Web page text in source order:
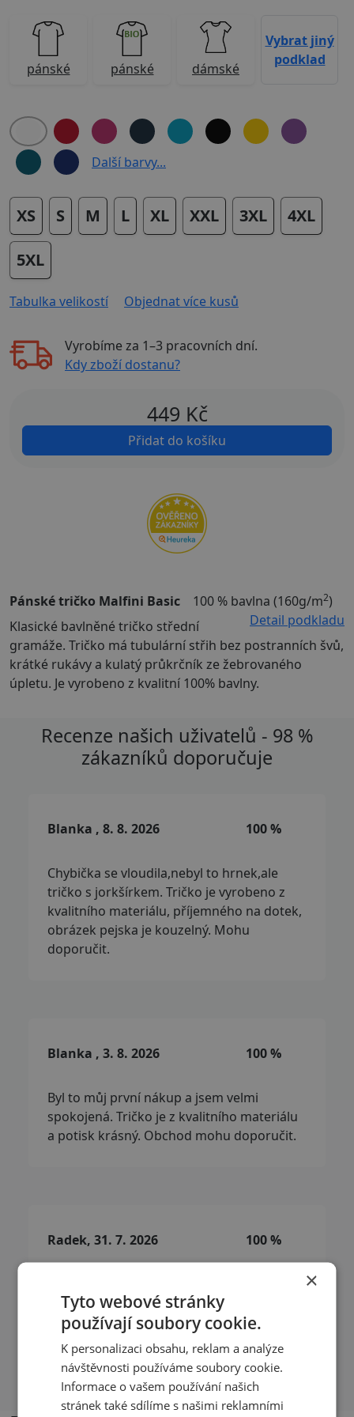
pánské pánské dámské
Vybrat jiný
podklad
Další barvy...
XS S M L XL XXL 3XL 4XL
5XL
Tabulka velikostí Objednat více kusů
Vyrobíme za 1–3 pracovních dní.
Kdy zboží dostanu?
449 Kč
Přidat do košíku
Pánské tričko Malfini Basic 100 % bavlna (160g/m2)
Detail podkladu
Klasické bavlněné tričko střední
gramáže. Tričko má tubulární střih bez postranních švů,
krátké rukávy a kulatý průkrčník ze žebrovaného
úpletu. Je vyrobeno z kvalitní 100% bavlny.
Recenze našich uživatelů - 98 %
zákazníků doporučuje
Blanka , 8. 8. 2026 100 %
Chybička se vloudila,nebyl to hrnek,ale
tričko s jorkšírkem. Tričko je vyrobeno z
kvalitního materiálu, příjemného na dotek,
obrázek pejska je kouzelný. Mohu
doporučit.
Blanka , 3. 8. 2026 100 %
Byl to můj první nákup a jsem velmi
spokojená. Tričko je z kvalitního materiálu
a potisk krásný. Obchod mohu doporučit.
Radek, 31. 7. 2026 100 %
Velká spokojenost.
Přečíst další recenze
×
Tyto webové stránky
používají soubory cookie.
K personalizaci obsahu, reklam a analýze
návštěvnosti používáme soubory cookie.
Informace o vašem používání našich
stránek také sdílíme s našimi reklamními